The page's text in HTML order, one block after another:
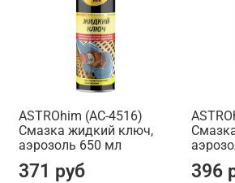
ASTROhim (AC-4516)
Смазка жидкий ключ,
аэрозоль 650 мл
371 руб 396